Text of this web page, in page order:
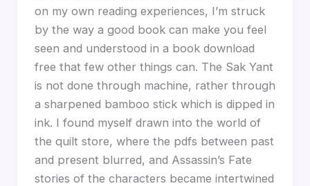
on my own reading experiences, I’m struck
by the way a good book can make you feel
seen and understood in a book download
free that few other things can. The Sak Yant
is not done through machine, rather through
a sharpened bamboo stick which is dipped in
ink. I found myself drawn into the world of
the quilt store, where the pdfs between past
and present blurred, and Assassin’s Fate
stories of the characters became intertwined